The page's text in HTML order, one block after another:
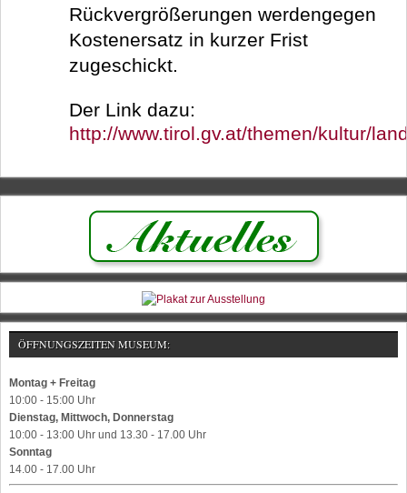
Rückvergrößerungen werdengegen
Kostenersatz in kurzer Frist
zugeschickt.
Der Link dazu:
http://www.tirol.gv.at/themen/kultur/
ÖFFNUNGSZEITEN MUSEUM:
Montag + Freitag
10:00 - 15:00 Uhr
Dienstag, Mittwoch, Donnerstag
10:00 - 13:00 Uhr und 13.30 - 17.00 Uhr
Sonntag
14.00 - 17.00 Uhr